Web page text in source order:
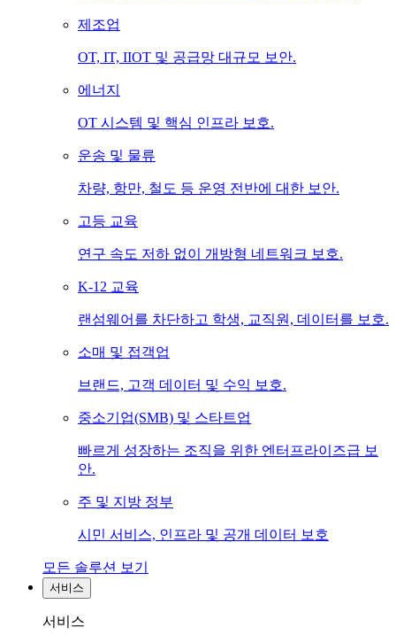
제조업
OT, IT, IIOT 및 공급망 대규모 보안.
에너지
OT 시스템 및 핵심 인프라 보호.
운송 및 물류
차량, 항만, 철도 등 운영 전반에 대한 보안.
고등 교육
연구 속도 저하 없이 개방형 네트워크 보호.
K-12 교육
랜섬웨어를 차단하고 학생, 교직원, 데이터를 보호.
소매 및 접객업
브랜드, 고객 데이터 및 수익 보호.
중소기업(SMB) 및 스타트업
빠르게 성장하는 조직을 위한 엔터프라이즈급 보
안.
주 및 지방 정부
시민 서비스, 인프라 및 공개 데이터 보호
모든 솔루션 보기
서비스
서비스